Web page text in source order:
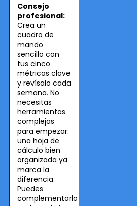
Consejo
profesional:
Crea un
cuadro de
mando
sencillo con
tus cinco
métricas clave
y revísalo cada
semana. No
necesitas
herramientas
complejas
para empezar:
una hoja de
cálculo bien
organizada ya
marca la
diferencia.
Puedes
complementarlo